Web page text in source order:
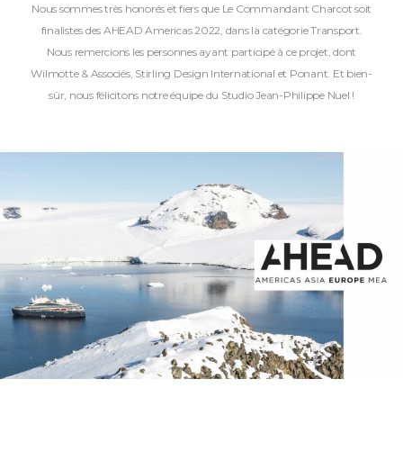
Nous sommes très honorés et fiers que Le Commandant Charcot soit
finalistes des AHEAD Americas 2022, dans la catégorie Transport.
Nous remercions les personnes ayant participé à ce projet, dont
Wilmotte & Associés, Stirling Design International et Ponant. Et bien-
sûr, nous félicitons notre équipe du Studio Jean-Philippe Nuel !